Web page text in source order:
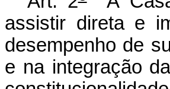
assistir direta e
desempenho de
e na integração